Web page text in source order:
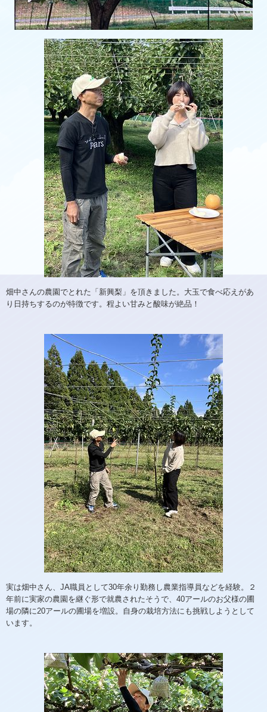
畑中さんの農園でとれた「新興梨」を頂きました。大玉で食べ応えがあ
り日持ちするのが特徴です。程よい甘みと酸味が絶品！
実は畑中さん、JA職員として30年余り勤務し農業指導員などを経験。２
年前に実家の農園を継ぐ形で就農されたそうで、40アールのお父様の圃
場の隣に20アールの圃場を増設。自身の栽培方法にも挑戦しようとして
います。